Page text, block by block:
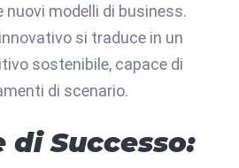
nuovi modelli di business.
si traduce in un
sostenibile, capace di
di scenario.
Successo: